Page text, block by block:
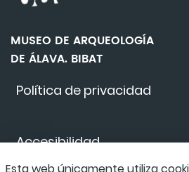
Política de privacidad
Accesibilidad
MUSEO DE ARQUEOLOGÍA
DE ÁLAVA. BIBAT